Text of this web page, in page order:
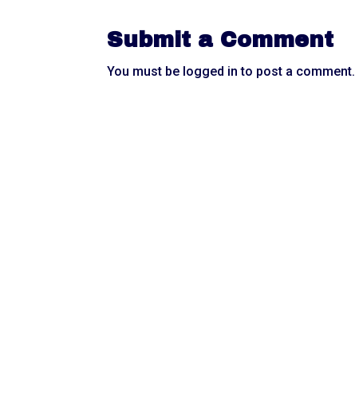
Submit a Comment
You must be logged in to post a comment.